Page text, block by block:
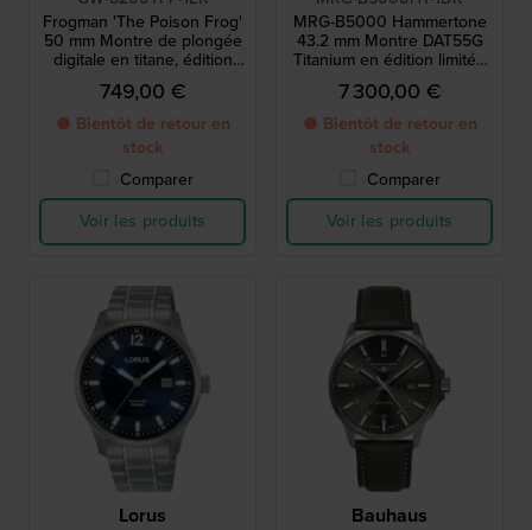
Frogman 'The Poison Frog'
50 mm Montre de plongée
digitale en titane, édition
limitée, avec un design
unique inspiré de la
grenouille venimeuse
749,00 €
● Bientôt de retour en
stock
Comparer
Voir les produits
MRG-B5000 Hammertone
43.2 mm Montre DAT55G
Titanium en édition limitée
avec boîtier et bracelet
martelés à la main
7 300,00 €
● Bientôt de retour en
stock
Comparer
Voir les produits
Lorus Bauhaus